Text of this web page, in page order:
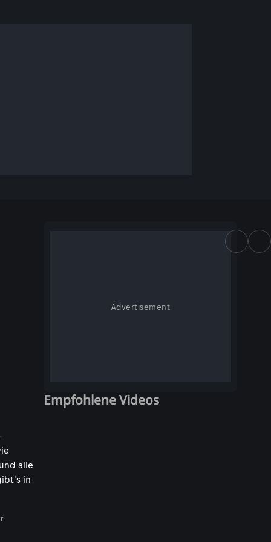
alle
in
Advertisement
Empfohlene Videos